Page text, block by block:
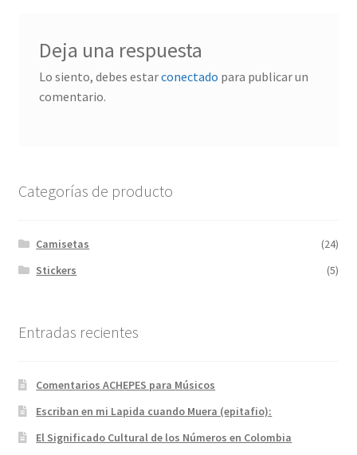
Deja una respuesta
Lo siento, debes estarconectado para publicar un
comentario.
Categorías de producto
Camisetas
(24)
Stickers
(5)
Entradas recientes
Comentarios ACHEPES para Músicos
Escriban en mi Lapida cuando Muera (epitafio):
El Significado Cultural de los Números en Colombia